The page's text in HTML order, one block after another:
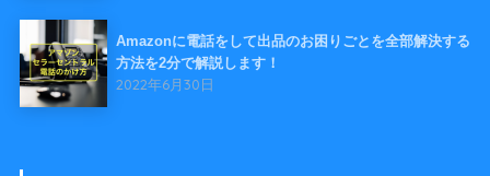
Amazonに電話をして出品のお困りごとを全部解決する
方法を2分で解説します！
2022年6月30日